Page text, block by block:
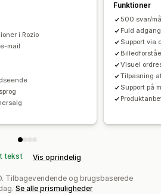
i Rozio
mail
Funktioner
500 svar/
Fuld
Support via
Visuel
Tilpasning
Support på
tekst Vis oprindelig
Tilbagevendende og brugsbaserede
Se alle prismuligheder